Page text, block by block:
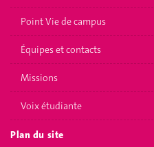
Point Vie de campus
Équipes et contacts
Missions
Voix étudiante
Plan du site